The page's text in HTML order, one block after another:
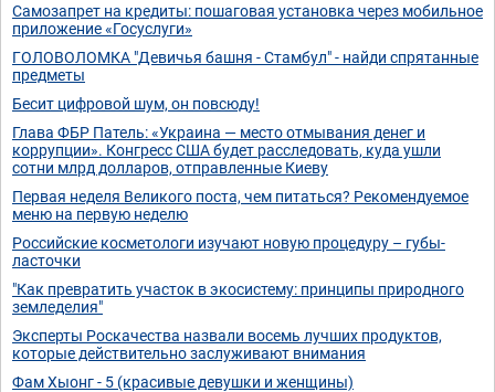
Самозапрет на кредиты: пошаговая установка через мобильное
приложение «Госуслуги»
ГОЛОВОЛОМКА "Девичья башня - Стамбул" - найди спрятанные
предметы
Бесит цифровой шум, он повсюду!
Глава ФБР Патель: «Украина — место отмывания денег и
коррупции». Конгресс США будет расследовать, куда ушли
сотни млрд долларов, отправленные Киеву
Первая неделя Великого поста, чем питаться? Рекомендуемое
меню на первую неделю
Российские косметологи изучают новую процедуру – губы-
ласточки
"Как превратить участок в экосистему: принципы природного
земледелия"
Эксперты Роскачества назвали восемь лучших продуктов,
которые действительно заслуживают внимания
Фам Хыонг - 5 (красивые девушки и женщины)